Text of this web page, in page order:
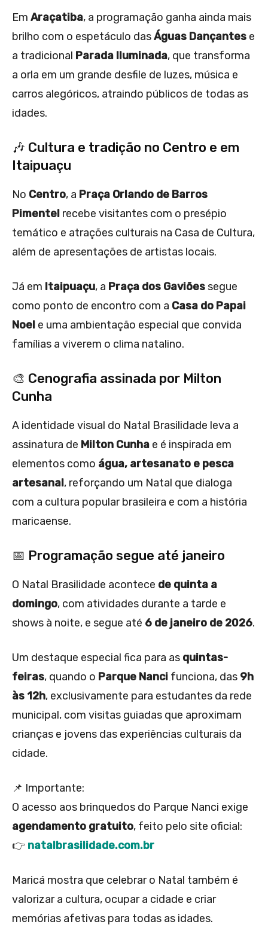
Em Araçatiba, a programação ganha ainda mais
brilho com o espetáculo dasÁguas Dançantes e
a tradicional Parada Iluminada, que transforma
a orla em um grande desfile de luzes, música e
carros alegóricos, atraindo públicos de todas as
idades.
🎶 Cultura e tradição no Centro e em
Itaipuaçu
No Centro, a Praça Orlando de Barros
Pimentel recebe visitantes com o presépio
temático e atrações culturais na Casa de Cultura,
além de apresentações de artistas locais.
Já em Itaipuaçu, a Praça dos Gaviõessegue
como ponto de encontro com a Casa do Papai
Noel e uma ambientação especial que convida
famílias a viverem o clima natalino.
🎨 Cenografia assinada por Milton
Cunha
A identidade visual do Natal Brasilidade leva a
assinatura de Milton Cunha e é inspirada em
elementos como água, artesanato e pesca
artesanal, reforçando um Natal que dialoga
com a cultura popular brasileira e com a história
maricaense.
📅 Programação segue até janeiro
O Natal Brasilidade acontece de quinta a
domingo, com atividades durante a tarde e
shows à noite, e segue até 6 de janeiro de 2026.
Um destaque especial fica para as quintas-
feiras, quando o Parque Nanci funciona, das 9h
às 12h, exclusivamente para estudantes da rede
municipal, com visitas guiadas que aproximam
crianças e jovens das experiências culturais da
cidade.
📌 Importante:
O acesso aos brinquedos do Parque Nanci exige
agendamento gratuito, feito pelo site oficial:
👉 natalbrasilidade.com.br
Maricá mostra que celebrar o Natal também é
valorizar a cultura, ocupar a cidade e criar
memórias afetivas para todas as idades.